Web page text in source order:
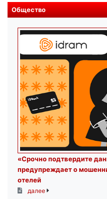
Общество
«Срочно подтвердите
предупреждает о
отелей
далее